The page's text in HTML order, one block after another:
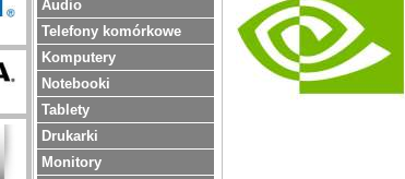
Audio
Telefony komórkowe
Komputery
Notebooki
Tablety
Drukarki
Monitory